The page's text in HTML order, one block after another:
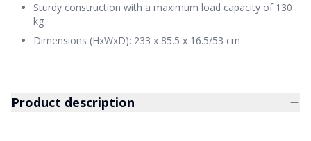
Sturdy construction with a maximum load capacity of 130
kg
Dimensions (HxWxD): 233 x 85.5 x 16.5/53 cm
Product description